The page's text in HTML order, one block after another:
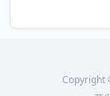
Copyright